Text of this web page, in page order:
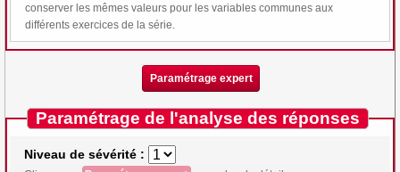
conserver les mêmes valeurs pour les variables communes aux
différents exercices de la série.
Paramétrage expert
Paramétrage de l'analyse des réponses
Niveau de sévérité :